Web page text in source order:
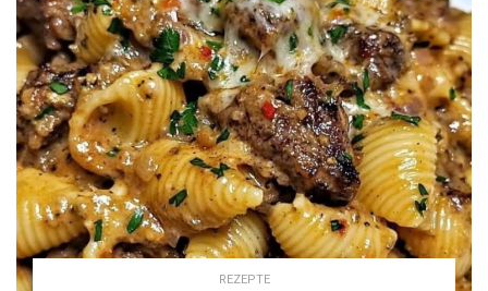
REZEPTE